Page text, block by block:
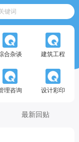
合杂谈 建筑工程
理咨询 设计彩印
最新回贴